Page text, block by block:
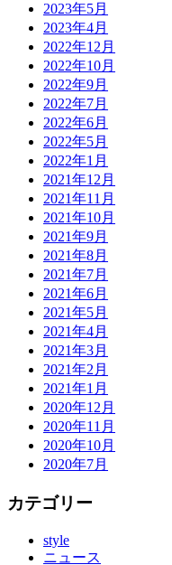
2023年5月
2023年4月
2022年12月
2022年10月
2022年9月
2022年7月
2022年6月
2022年5月
2022年1月
2021年12月
2021年11月
2021年10月
2021年9月
2021年8月
2021年7月
2021年6月
2021年5月
2021年4月
2021年3月
2021年2月
2021年1月
2020年12月
2020年11月
2020年10月
2020年7月
カテゴリー
style
ニュース